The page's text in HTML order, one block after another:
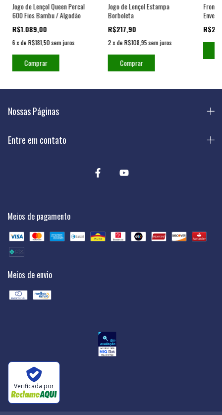
Jogo de Lençol Queen Percal
600 Fios Bambu / Algodão
R$1.089,00
6 xde R$181,50 sem juros
Comprar
Jogo de Lençol Estampa
Borboleta
R$217,90
2 xde R$108,95 sem juros
Comprar
Nossas Páginas
Entre em contato
Meios de pagamento
Meios de envio
Verificada por